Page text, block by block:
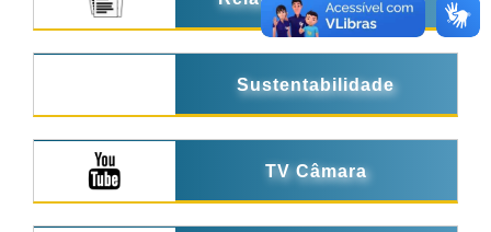
Sustentabilidade
TV Câmara